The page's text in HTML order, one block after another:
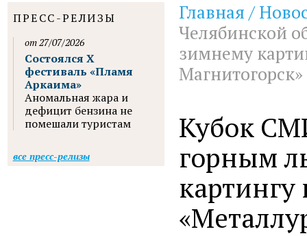
Главная /
Челябинской
зимнему
Магнитогорск»
Кубок
горным
ПРЕСС-РЕЛИЗЫ
от 27/07/2026
Состоялся X
фестиваль «Пламя
Аркаима»
Аномальная жара и
дефицит бензина не
помешали туристам
все пресс-релизы